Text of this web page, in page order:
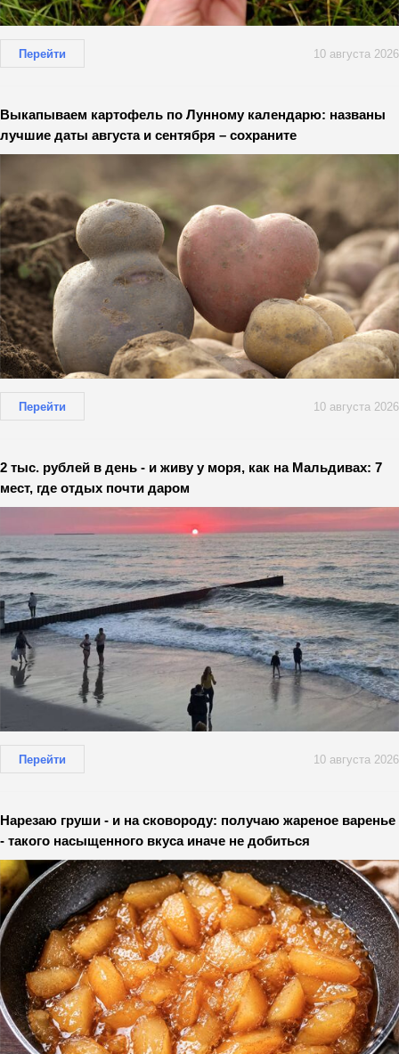
Перейти 10 августа 2026
Выкапываем картофель по Лунному календарю: названы
лучшие даты августа и сентября – сохраните
Перейти 10 августа 2026
2 тыс. рублей в день - и живу у моря, как на Мальдивах: 7
мест, где отдых почти даром
Перейти 10 августа 2026
Нарезаю груши - и на сковороду: получаю жареное варенье
- такого насыщенного вкуса иначе не добиться